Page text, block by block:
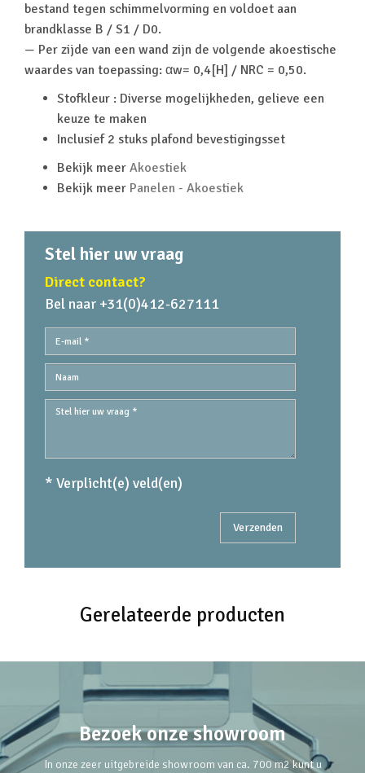
bestand tegen schimmelvorming en voldoet aan
brandklasse B / S1 / D0.
— Per zijde van een wand zijn de volgende akoestische
waardes van toepassing: αw= 0,4[H] / NRC = 0,50.
Stofkleur : Diverse mogelijkheden, gelieve een
keuze te maken
Inclusief 2 stuks plafond bevestigingsset
Bekijk meer Akoestiek
Bekijk meer Panelen - Akoestiek
Stel hier uw vraag
Direct contact?
Bel naar +31(0)412-627111
* Verplicht(e) veld(en)
Gerelateerde producten
Bezoek onze showroom
In onze zeer uitgebreide showroom van ca. 700 m2 kunt u